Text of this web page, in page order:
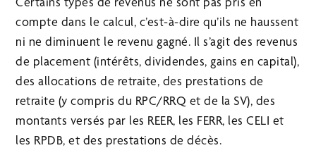
compte dans le calcul, c’est-à-dire qu’ils ne haussent
ni ne diminuent le revenu gagné. Il s’agit des revenus
de placement (intérêts, dividendes, gains en capital),
des allocations de retraite, des prestations de
retraite (y compris du RPC/RRQ et de la SV), des
montants versés par les REER, les FERR, les CELI et
les RPDB, et des prestations de décès.